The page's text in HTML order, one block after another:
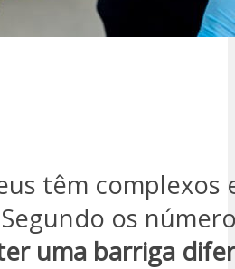
têm complexos
os
uma barriga